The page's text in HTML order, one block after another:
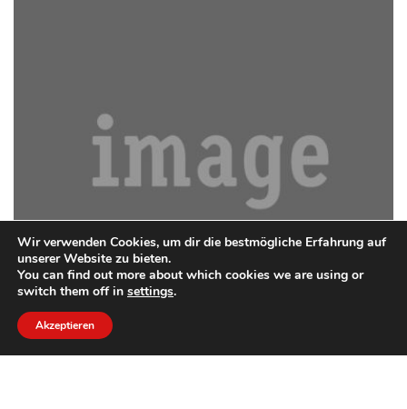
ME NON PAENITET
Wir verwenden Cookies, um dir die bestmögliche Erfahrung auf
unserer Website zu bieten.
You can find out more about which cookies we are using or
switch them off in settings.
Akzeptieren